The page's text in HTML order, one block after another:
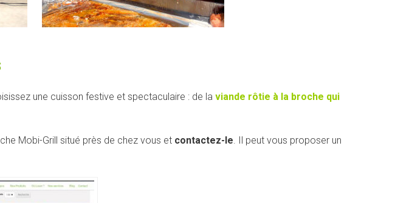
une cuisson festive et spectaculaire : de la viande rôtie à la broche qui
Mobi-Grill situé près de chez vous et contactez-le. Il peut vous proposer un